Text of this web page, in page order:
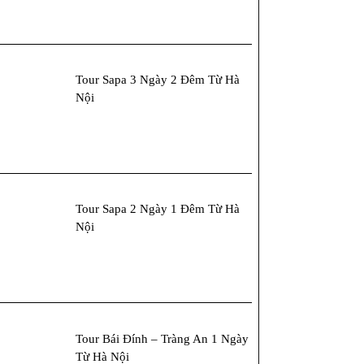
Tour Sapa 3 Ngày 2 Đêm Từ Hà
Nội
Tour Sapa 2 Ngày 1 Đêm Từ Hà
Nội
Tour Bái Đính – Tràng An 1 Ngày
Từ Hà Nội